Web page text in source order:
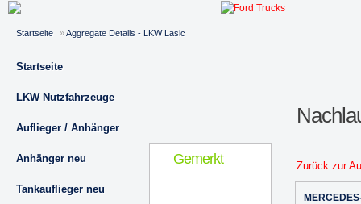
Startseite »Aggregate Details - LKW Lasic
Startseite
LKW Nutzfahrzeuge
Auflieger / Anhänger
Anhänger neu
Tankauflieger neu
Gemerkt Zurück zur